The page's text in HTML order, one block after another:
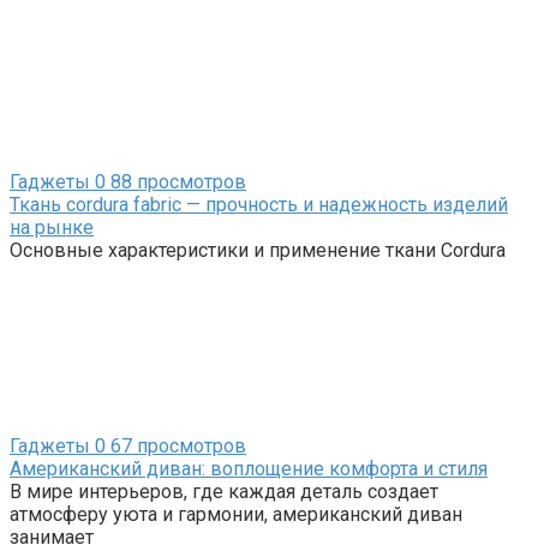
Гаджеты 0 88 просмотров
Ткань cordura fabric — прочность и надежность изделий
на рынке
Основные характеристики и применение ткани Cordura
Гаджеты 0 67 просмотров
Американский диван: воплощение комфорта и стиля
В мире интерьеров, где каждая деталь создает
атмосферу уюта и гармонии, американский диван
занимает